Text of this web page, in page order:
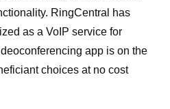
RingCentral has
as a VoIP service for
app is on the
choices at no cost